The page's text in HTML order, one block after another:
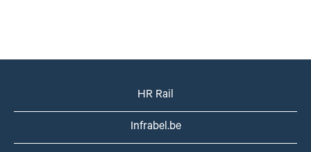
HR Rail
Infrabel.be